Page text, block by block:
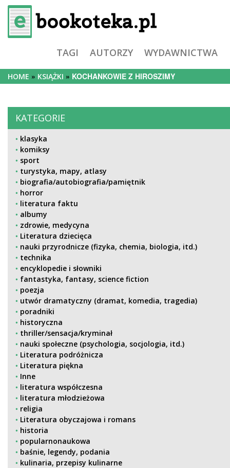
TAGI AUTORZY WYDAWNICTWA
HOME KSIĄŻKI KOCHANKOWIE Z HIROSZIMY
KATEGORIE
klasyka
komiksy
sport
turystyka, mapy, atlasy
biografia/autobiografia/pamiętnik
horror
literatura faktu
albumy
zdrowie, medycyna
Literatura dziecięca
nauki przyrodnicze (fizyka, chemia, biologia, itd.)
technika
encyklopedie i słowniki
fantastyka, fantasy, science fiction
poezja
utwór dramatyczny (dramat, komedia, tragedia)
poradniki
historyczna
thriller/sensacja/kryminał
nauki społeczne (psychologia, socjologia, itd.)
Literatura podróżnicza
Literatura piękna
Inne
literatura współczesna
literatura młodzieżowa
religia
Literatura obyczajowa i romans
historia
popularnonaukowa
baśnie, legendy, podania
kulinaria, przepisy kulinarne